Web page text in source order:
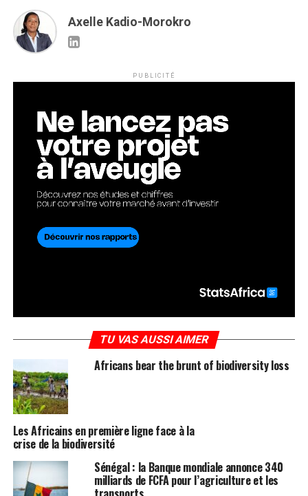
Axelle Kadio-Morokro
PUBLICITÉ
TU VAS AUSSI AIMER
Africans bear the brunt of biodiversity loss
Les Africains en première ligne face à la
crise de la biodiversité
Sénégal : la Banque mondiale annonce 340
milliards de FCFA pour l’agriculture et les